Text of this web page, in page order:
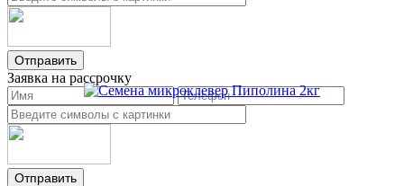
Отправить
Заявка на рассрочку
Отправить